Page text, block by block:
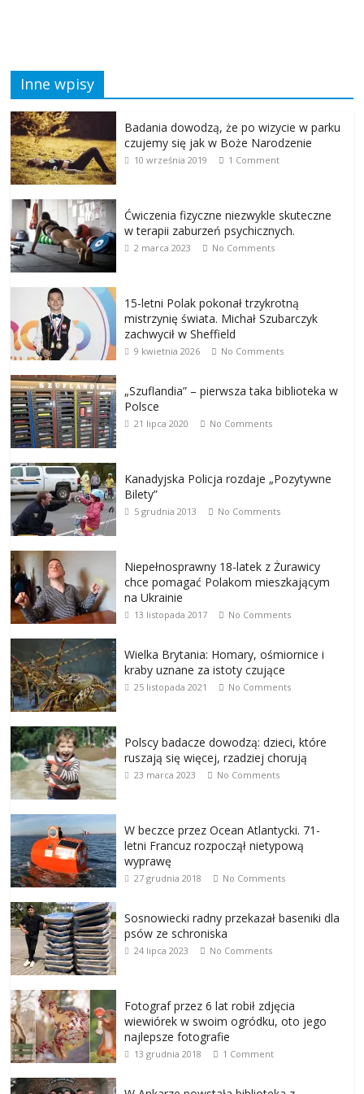
Inne wpisy
Badania dowodzą, że po wizycie w parku
czujemy się jak w Boże Narodzenie
10 września 2019 1 Comment
Ćwiczenia fizyczne niezwykle skuteczne
w terapii zaburzeń psychicznych.
2 marca 2023 No Comments
15-letni Polak pokonał trzykrotną
mistrzynię świata. Michał Szubarczyk
zachwycił w Sheffield
9 kwietnia 2026 No Comments
„Szuflandia” – pierwsza taka biblioteka w
Polsce
21 lipca 2020 No Comments
Kanadyjska Policja rozdaje „Pozytywne
Bilety”
5 grudnia 2013 No Comments
Niepełnosprawny 18-latek z Żurawicy
chce pomagać Polakom mieszkającym
na Ukrainie
13 listopada 2017 No Comments
Wielka Brytania: Homary, ośmiornice i
kraby uznane za istoty czujące
25 listopada 2021 No Comments
Polscy badacze dowodzą: dzieci, które
ruszają się więcej, rzadziej chorują
23 marca 2023 No Comments
W beczce przez Ocean Atlantycki. 71-
letni Francuz rozpoczął nietypową
wyprawę
27 grudnia 2018 No Comments
Sosnowiecki radny przekazał baseniki dla
psów ze schroniska
24 lipca 2023 No Comments
Fotograf przez 6 lat robił zdjęcia
wiewiórek w swoim ogródku, oto jego
najlepsze fotografie
13 grudnia 2018 1 Comment